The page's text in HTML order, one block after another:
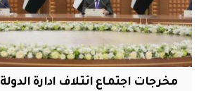
مخرجات اجتماع ائتلاف ادارة الدولة